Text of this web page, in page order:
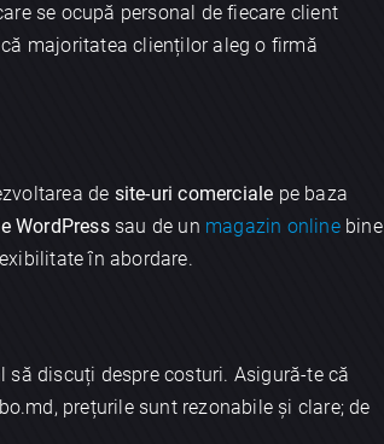
se ocupă personal de fiecare client
majoritatea clienților aleg o firmă
de site-uri comerciale pe baza
WordPresssau de un magazin onlinebine
în abordare.
să discuți despre costuri. Asigură-te că
prețurile sunt rezonabile și clare; de